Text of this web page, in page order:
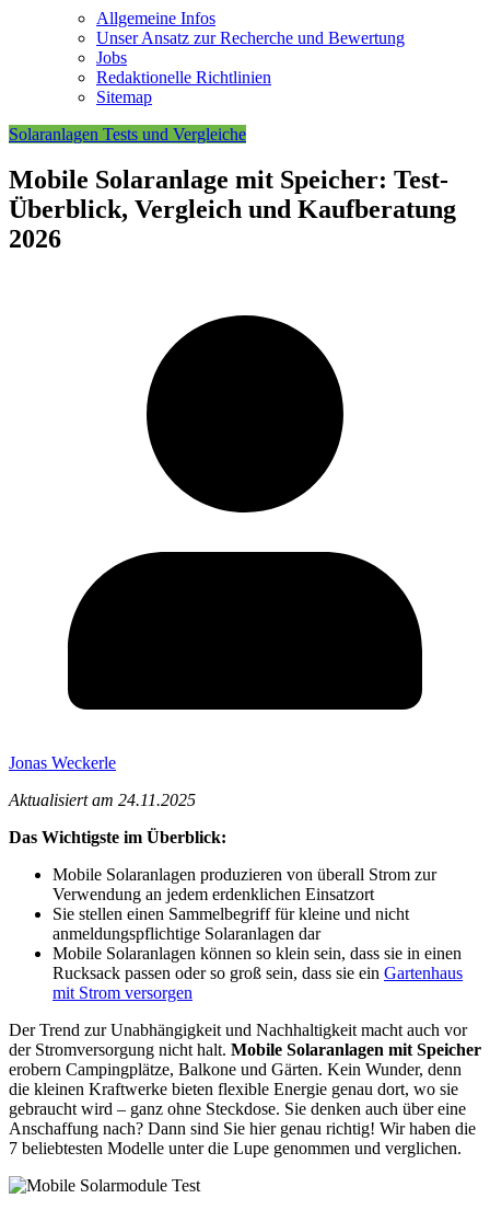
Allgemeine Infos
Unser Ansatz zur Recherche und Bewertung
Jobs
Redaktionelle Richtlinien
Sitemap
Solaranlagen Tests und Vergleiche
Mobile Solaranlage mit Speicher: Test-
Überblick, Vergleich und Kaufberatung
2026
Jonas Weckerle
Aktualisiert am 24.11.2025
Das Wichtigste im Überblick:
Mobile Solaranlagen produzieren von überall Strom zur
Verwendung an jedem erdenklichen Einsatzort
Sie stellen einen Sammelbegriff für kleine und nicht
anmeldungspflichtige Solaranlagen dar
Mobile Solaranlagen können so klein sein, dass sie in einen
Rucksack passen oder so groß sein, dass sie ein Gartenhaus
mit Strom versorgen
Der Trend zur Unabhängigkeit und Nachhaltigkeit macht auch vor
der Stromversorgung nicht halt. Mobile Solaranlagen mit Speicher
erobern Campingplätze, Balkone und Gärten. Kein Wunder, denn
die kleinen Kraftwerke bieten flexible Energie genau dort, wo sie
gebraucht wird – ganz ohne Steckdose. Sie denken auch über eine
Anschaffung nach? Dann sind Sie hier genau richtig! Wir haben die
7 beliebtesten Modelle unter die Lupe genommen und verglichen.